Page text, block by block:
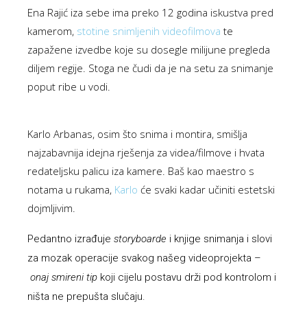
Ena Rajić iza sebe ima preko 12 godina iskustva pred
kamerom, stotine snimljenih videofilmova te
zapažene izvedbe koje su dosegle milijune pregleda
diljem regije. Stoga ne čudi da je na setu za snimanje
poput ribe u vodi.
Karlo Arbanas, osim što snima i montira, smišlja
najzabavnija idejna rješenja za videa/filmove i hvata
redateljsku palicu iza kamere. Baš kao maestro s
notama u rukama, Karlo će svaki kadar učiniti estetski
dojmljivim.
Pedantno izrađuje storyboarde i knjige snimanja i slovi
za mozak operacije svakog našeg videoprojekta –
onaj smireni tip koji cijelu postavu drži pod kontrolom i
ništa ne prepušta slučaju.